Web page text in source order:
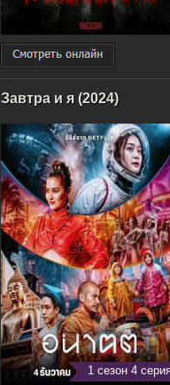
Завтра и я (2024)
1 сезон 4